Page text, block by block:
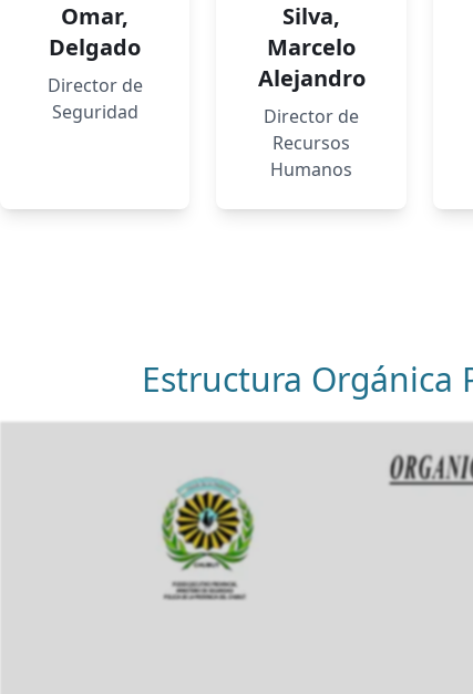
Omar,
Delgado
Director de
Seguridad
Silva,
Marcelo
Alejandro
Director de
Recursos
Humanos
Estructura Orgánica